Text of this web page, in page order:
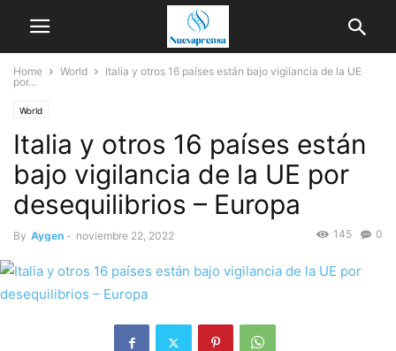
Home World
Italia y otros 16 países están bajo vigilancia de la UE
por...
World
Italia y otros 16 países están
bajo vigilancia de la UE por
desequilibrios – Europa
By Aygen - noviembre 22, 2022 0
145